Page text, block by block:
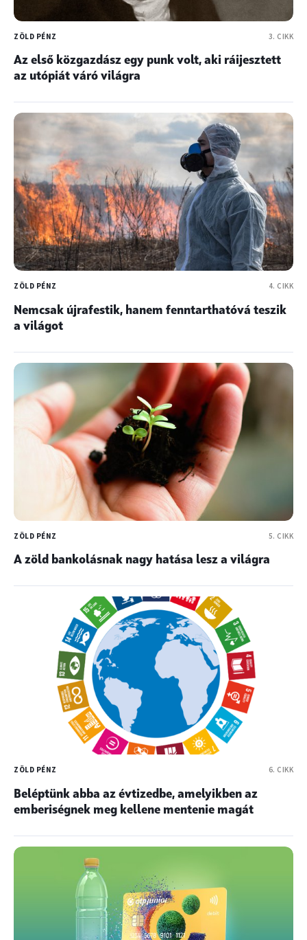
ZÖLD PÉNZ 3. CIKK
Az első közgazdász egy punk volt, aki ráijesztett
az utópiát váró világra
ZÖLD PÉNZ 4. CIKK
Nemcsak újrafestik, hanem fenntarthatóvá teszik
a világot
ZÖLD PÉNZ 5. CIKK
A zöld bankolásnak nagy hatása lesz a világra
ZÖLD PÉNZ 6. CIKK
Beléptünk abba az évtizedbe, amelyikben az
emberiségnek meg kellene mentenie magát